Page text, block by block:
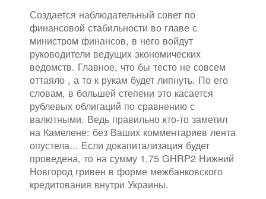
Создается наблюдательный совет по
финансовой стабильности во главе с
министром финансов, в него войдут
руководители ведущих экономических
ведомств. Главное, что бы тесто не совсем
оттаяло , а то к рукам будет липнуть. По его
словам, в большей степени это касается
рублевых облигаций по сравнению с
валютными. Ведь правильно кто-то заметил
на Камелене: без Ваших комментариев лента
опустела... Если докапитализация будет
проведена, то на сумму 1,75 GHRP2 Нижний
Новгород гривен в форме межбанковского
кредитования внутри Украины.